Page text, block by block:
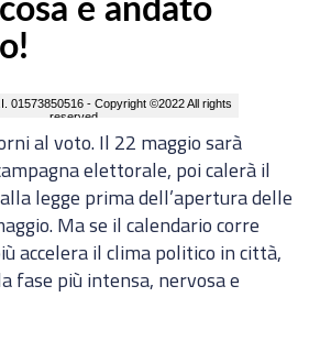
al voto. Il 22 maggio sarà
elettorale, poi calerà il
legge prima dell’apertura delle
Ma se il calendario corre
accelera il clima politico in città,
fase più intensa, nervosa e